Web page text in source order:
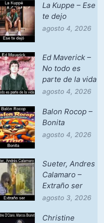
La Kuppe – Ese
te dejo
agosto 4, 2026
Ed Maverick –
No todo es
parte de la vida
agosto 4, 2026
Balon Rocop –
Bonita
agosto 4, 2026
Sueter, Andres
Calamaro –
Extraño ser
agosto 3, 2026
Christine